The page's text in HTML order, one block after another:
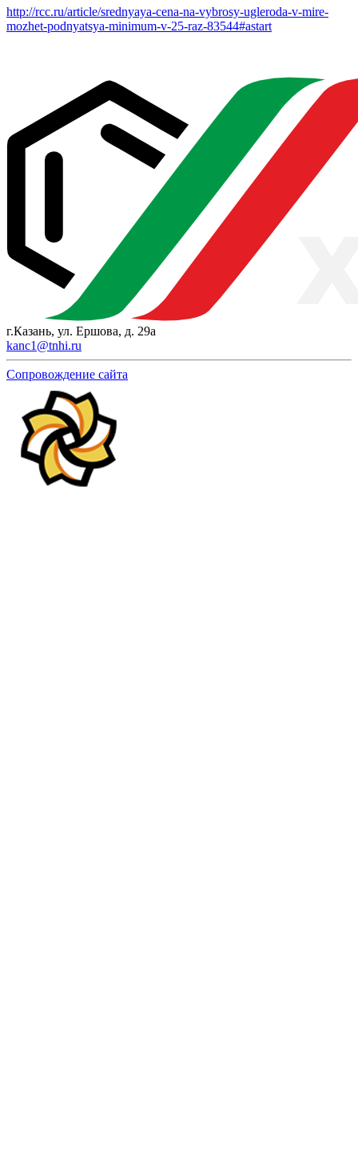
http://rcc.ru/article/srednyaya-cena-na-vybrosy-ugleroda-v-mire-
mozhet-podnyatsya-minimum-v-25-raz-83544#astart
г.Казань, ул. Ершова, д. 29а
kanc1@tnhi.ru
Сопровождение сайта